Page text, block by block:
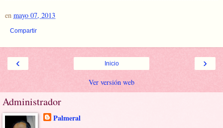
en mayo 07, 2013
Compartir
‹ ›
Inicio
Ver versión web
Administrador
Palmeral